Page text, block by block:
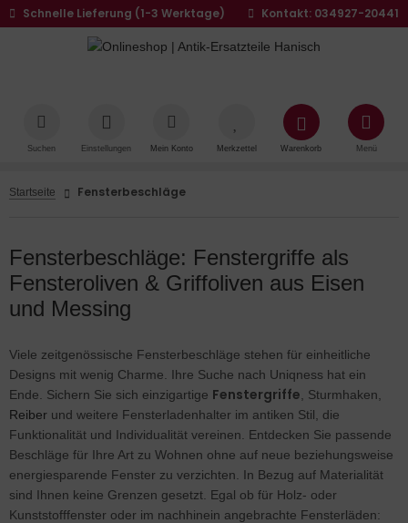
Schnelle Lieferung (1-3 Werktage) Kontakt: 034927-20441
Suchen Einstellungen Mein Konto Merkzettel Warenkorb Menü
Startseite Fensterbeschläge
Fensterbeschläge: Fenstergriffe als
Fensteroliven & Griffoliven aus Eisen
und Messing
Viele zeitgenössische Fensterbeschläge stehen für einheitliche
Designs mit wenig Charme. Ihre Suche nach Uniqness hat ein
Ende. Sichern Sie sich einzigartige Fenstergriffe , Sturmhaken,
Reiber und weitere Fensterladenhalter im antiken Stil, die
Funktionalität und Individualität vereinen. Entdecken Sie passende
Beschläge für Ihre Art zu Wohnen ohne auf neue beziehungsweise
energiesparende Fenster zu verzichten. In Bezug auf Materialität
sind Ihnen keine Grenzen gesetzt. Egal ob für Holz- oder
Kunststofffenster oder im nachhinein angebrachte Fensterläden:
Riegel
UND ANTIK
Seize - Empire - Barock
- Knöpfe - Rosetten - Porzellanschilder -
technisch
- Lasuren
- Parkettlacke - Beize
- Spiritus - Polierwatte
- Holzwurmtod - Kitt - Abbeizer - Pflegemittel
- Schleifmittel
- Schränke
- Stühle
Philippe
Déco - Barock